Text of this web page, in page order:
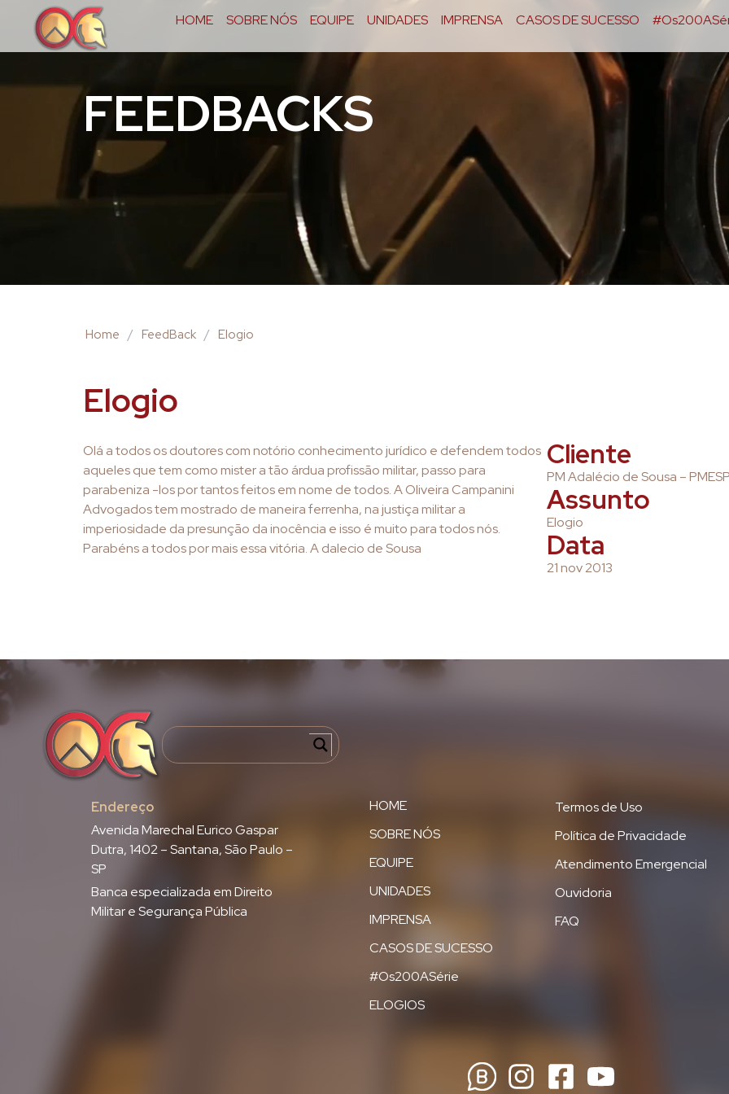
HOME SOBRE NÓS EQUIPE UNIDADES IMPRENSA CASOS DE SUCESSO
FEEDBACKS
Home / FeedBack / Elogio
Elogio
Olá a todos os doutores com notório conhecimento jurídico e defendem todos
aqueles que tem como mister a tão árdua profissão militar, passo para
parabeniza -los por tantos feitos em nome de todos. A Oliveira Campanini
Advogados tem mostrado de maneira ferrenha, na justiça militar a
imperiosidade da presunção da inocência e isso é muito para todos nós.
Parabéns a todos por mais essa vitória. A dalecio de Sousa
Cliente
PM Adalécio de Sousa –
Assunto
Elogio
Data
21 nov 2013
Endereço
Avenida Marechal Eurico Gaspar
Dutra, 1402 – Santana, São Paulo –
SP
Banca especializada em Direito
Militar e Segurança Pública
HOME
SOBRE NÓS
EQUIPE
UNIDADES
IMPRENSA
CASOS DE SUCESSO
#Os200ASérie
ELOGIOS
Termos de Uso
Política de Privacidade
Atendimento Emergencial
Ouvidoria
FAQ